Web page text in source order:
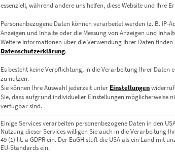
essenziell, während andere uns helfen, diese Website und Ihre
Personenbezogene Daten können verarbeitet werden (z. B. IP-
Anzeigen und Inhalte oder die Messung von Anzeigen und
Weitere Informationen über die Verwendung Ihrer Daten finden
Datenschutzerklärung.
Es besteht keine Verpflichtung, in die Verarbeitung Ihrer Daten
zu nutzen.
Sie können Ihre Auswahl jederzeit unter Einstellungen
Sie, dass aufgrund individueller Einstellungen möglicherweise
verfügbar sind.
Einige Services verarbeiten personenbezogene Daten in den
Nutzung dieser Services willigen Sie auch in die Verarbeitung
49 (1) lit. a GDPR ein. Der EuGH stuft die USA als ein Land mit
EU-Standards ein.